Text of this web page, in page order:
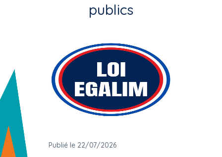
publics
Publié le 22/07/2026